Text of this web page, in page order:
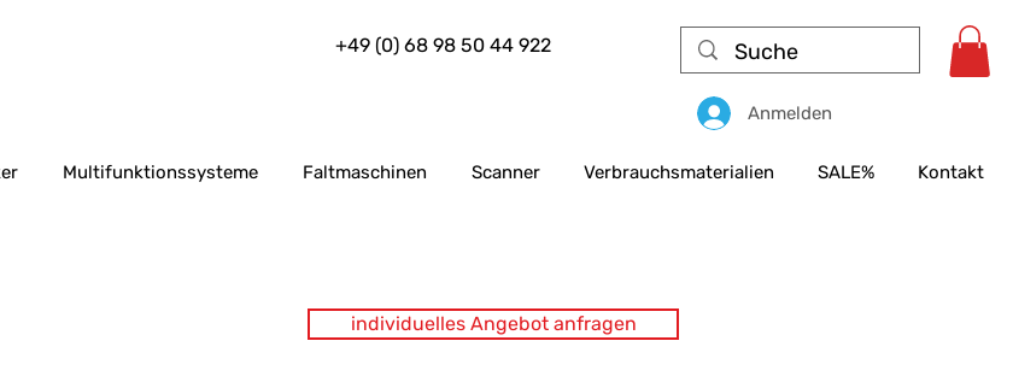
+49 (0) 68 98 50 44 922
Anmelden
Multifunktionssysteme Faltmaschinen Scanner Verbrauchsmaterialien SALE% Kontakt
individuelles Angebot anfragen